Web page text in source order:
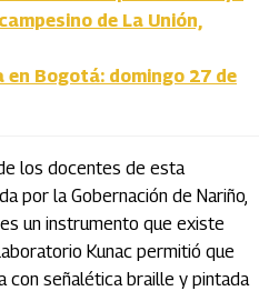
de La Unión,
en Bogotá: domingo 27 de
los docentes de esta
por la Gobernación de Nariño,
un instrumento que existe
Kunac permitió que
con señalética braille y pintada